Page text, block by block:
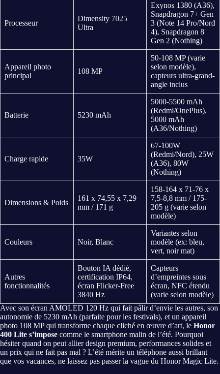
Processeur
Dimensity 7025
Ultra
Exynos 1380 (A36),
Snapdragon 7+ Gen
3 (Note 14 Pro/Nord
4), Snapdragon 8
Gen 2 (Nothing)
Appareil photo
principal
108 MP
50-108 MP (varie
selon modèle),
capteurs ultra-grand-
angle inclus
Batterie 5230 mAh
5000-5500 mAh
(Redmi/OnePlus),
5000 mAh
(A36/Nothing)
Charge rapide 35W
67-100W
(Redmi/Nord), 25W
(A36), 80W
(Nothing)
Dimensions & Poids
161 x 74,55 x 7,29
mm / 171 g
158-164 x 71-76 x
7,5-8,8 mm / 175-
205 g (varie selon
modèle)
Couleurs Noir, Blanc
Variantes selon
modèle (ex: bleu,
vert, noir mat)
Autres
fonctionnalités
Bouton IA dédié,
certification IP64,
écran Flicker-Free
3840 Hz
Capteurs
d’empreintes sous
écran, NFC étendu
(varie selon modèle)
Avec son écran AMOLED 120 Hz qui fait pâlir d’envie les autres, son
autonomie de 5230 mAh (parfaite pour les festivals), et un appareil
photo 108 MP qui transforme chaque cliché en œuvre d’art, le Honor
400 Lite s’impose comme le smartphone malin de l’été. Pourquoi
hésiter quand on peut allier design premium, performances solides et
un prix qui ne fait pas mal ? L’été mérite un téléphone aussi brillant
que vos vacances, ne laissez pas passer la vague du Honor Magic Lite.